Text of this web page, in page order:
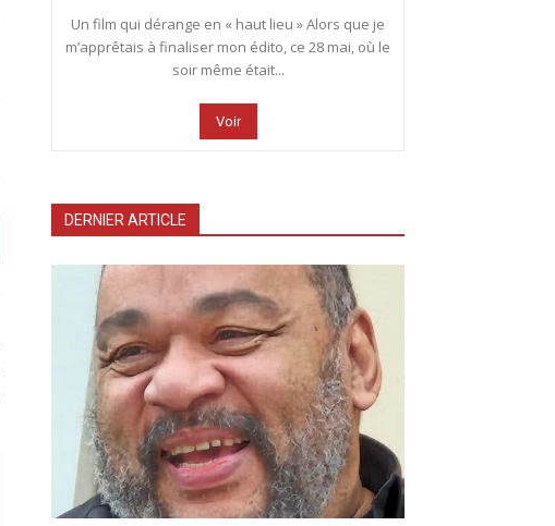
Un film qui dérange en « haut lieu » Alors que je
m’apprêtais à finaliser mon édito, ce 28 mai, où le
soir même était...
Voir
DERNIER ARTICLE